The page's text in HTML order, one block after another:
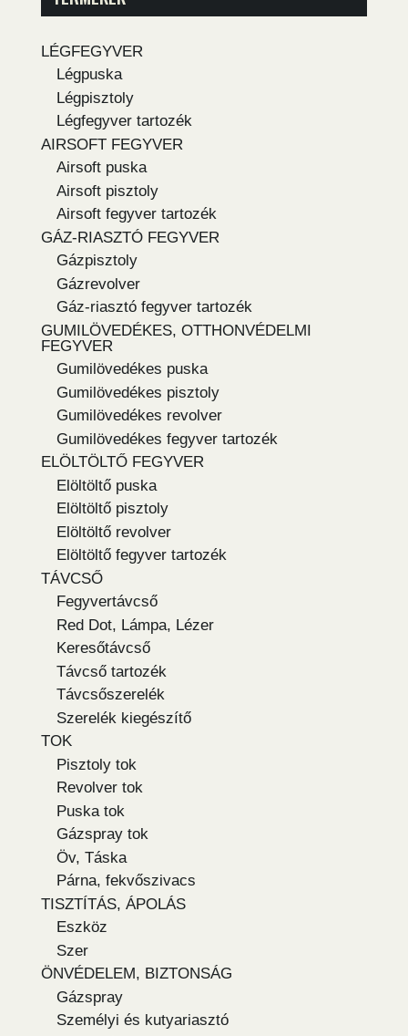
LÉGFEGYVER
Légpuska
Légpisztoly
Légfegyver tartozék
AIRSOFT FEGYVER
Airsoft puska
Airsoft pisztoly
Airsoft fegyver tartozék
GÁZ-RIASZTÓ FEGYVER
Gázpisztoly
Gázrevolver
Gáz-riasztó fegyver tartozék
GUMILÖVEDÉKES, OTTHONVÉDELMI
FEGYVER
Gumilövedékes puska
Gumilövedékes pisztoly
Gumilövedékes revolver
Gumilövedékes fegyver tartozék
ELÖLTÖLTŐ FEGYVER
Elöltöltő puska
Elöltöltő pisztoly
Elöltöltő revolver
Elöltöltő fegyver tartozék
TÁVCSŐ
Fegyvertávcső
Red Dot, Lámpa, Lézer
Keresőtávcső
Távcső tartozék
Távcsőszerelék
Szerelék kiegészítő
TOK
Pisztoly tok
Revolver tok
Puska tok
Gázspray tok
Öv, Táska
Párna, fekvőszivacs
TISZTÍTÁS, ÁPOLÁS
Eszköz
Szer
ÖNVÉDELEM, BIZTONSÁG
Gázspray
Személyi és kutyariasztó